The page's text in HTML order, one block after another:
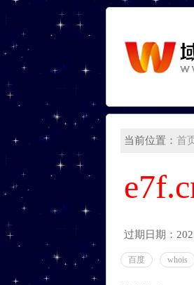
当前位置： 首
过期日期：
百度 whois